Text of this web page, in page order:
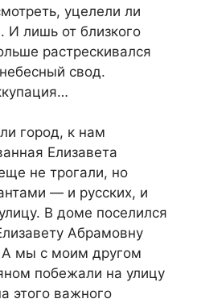
уцелели ли
И лишь от близкого
растрескивался
свод.
город, к нам
Елизавета
не трогали, но
— и русских, и
В доме поселился
Абрамовну
мы с моим другом
побежали на улицу
этого важного